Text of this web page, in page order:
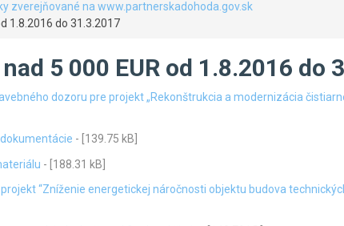
zverejňované na www.partnerskadohoda.gov.sk
1.8.2016 do 31.3.2017
5 000 EUR od 1.8.2016 do
dozoru pre projekt „Rekonštrukcia a modernizácia
- [139.75 kB]
- [188.31 kB]
“Zníženie energetickej náročnosti objektu budova